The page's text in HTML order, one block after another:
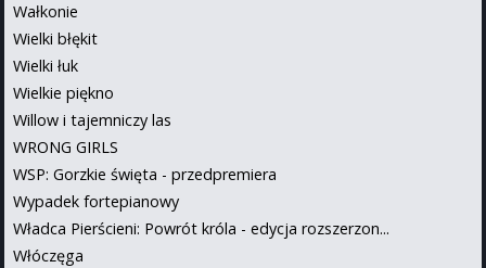
Wałkonie
Wielki błękit
Wielki łuk
Wielkie piękno
Willow i tajemniczy las
WRONG GIRLS
WSP: Gorzkie święta - przedpremiera
Wypadek fortepianowy
Władca Pierścieni: Powrót króla - edycja rozszerzon...
Włóczęga